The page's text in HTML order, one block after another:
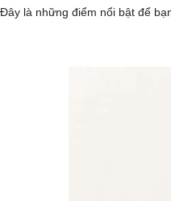
Đây là những điểm nổi bật để